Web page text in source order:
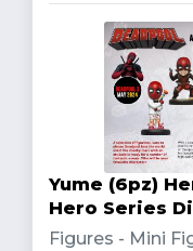
Yume (6pz)
Hero Series
Figures - Mini